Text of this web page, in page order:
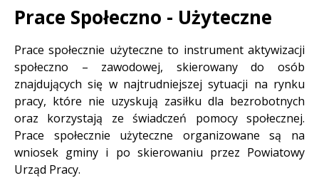
Prace Społeczno - Użyteczne
Treść
Prace społecznie użyteczne to instrument aktywizacji
społeczno – zawodowej, skierowany do osób
znajdujących się w najtrudniejszej sytuacji na rynku
pracy, które nie uzyskują zasiłku dla bezrobotnych
oraz korzystają ze świadczeń pomocy społecznej.
Prace społecznie użyteczne organizowane są na
wniosek gminy i po skierowaniu przez Powiatowy
Urząd Pracy.